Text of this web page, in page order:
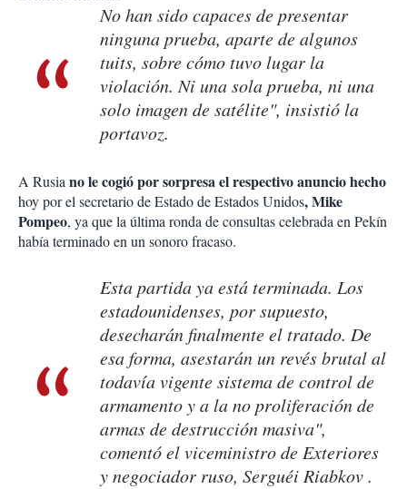
No han sido capaces de presentar
ninguna prueba, aparte de algunos
tuits, sobre cómo tuvo lugar la
violación. Ni una sola prueba, ni una
solo imagen de satélite", insistió la
portavoz.
A Rusiano le cogió por sorpresa el respectivo anuncio hecho
hoy por el secretario de Estado de Estados Unidos, Mike
Pompeo, ya que la última ronda de consultas celebrada en Pekín
había terminado en un sonoro fracaso.
Esta partida ya está terminada. Los
estadounidenses, por supuesto,
desecharán finalmente el tratado. De
esa forma, asestarán un revés brutal al
todavía vigente sistema de control de
armamento y a la no proliferación de
armas de destrucción masiva",
comentó el viceministro de Exteriores
y negociador ruso, Serguéi Riabkov .